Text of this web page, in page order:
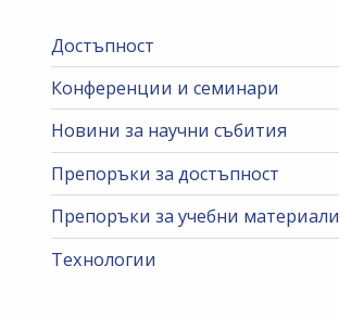
Достъпност
Конференции и семинари
Новини за научни събития
Препоръки за достъпност
Препоръки за учебни материали
Технологии